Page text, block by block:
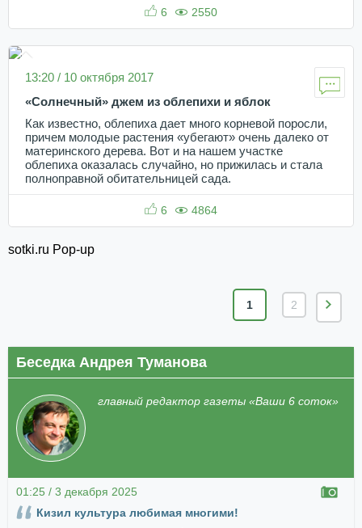
6 2550
13:20 / 10 октября 2017
«Солнечный» джем из облепихи и яблок
Как известно, облепиха дает много корневой поросли,
причем молодые растения «убегают» очень далеко от
материнского дерева. Вот и на нашем участке
облепиха оказалась случайно, но прижилась и стала
полноправной обитательницей сада.
6 4864
sotki.ru Pop-up
1 2
Беседка Андрея Туманова
главный редактор газеты «Ваши 6 соток»
01:25 / 3 декабря 2025
Кизил культура любимая многими!